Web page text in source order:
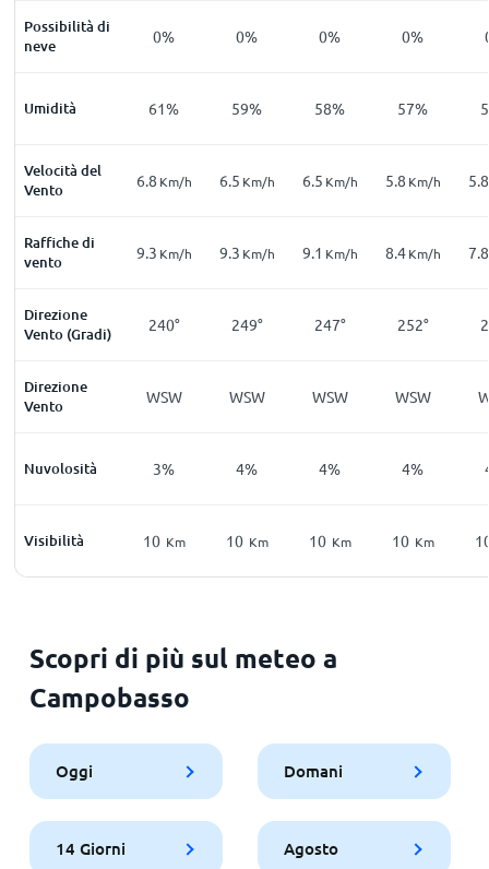
Possibilità di
neve
0% 0% 0% 0%
Umidità 61% 59% 58% 57%
Velocità del
Vento
6.8 Km/h 6.5 Km/h 6.5 Km/h 5.8 Km/h 5.8
Raffiche di
vento
9.3 Km/h 9.3 Km/h 9.1 Km/h 8.4Km/h 7.8
Direzione
Vento (Gradi)
240° 249° 247° 252°
Direzione
Vento
WSW WSW WSW WSW
Nuvolosità 3% 4% 4% 4%
Visibilità 10 Km 10 Km 10 Km 10 Km
Scopri di più sul meteo a
Campobasso
Oggi Domani
14 Giorni Agosto